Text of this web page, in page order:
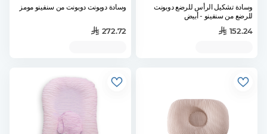
وسادة تشكيل الرأس للرضع دوبونت
للرضع من سنفينو - أبيض
152.24
وسادة دوبونت دوبونت من سنفينو مومز
272.72